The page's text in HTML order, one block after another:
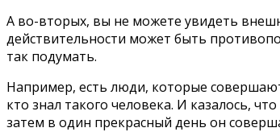
А во-вторых, вы не можете увидеть
действительности может быть
так подумать.
Например, есть люди, которые
кто знал такого человека. И казалось,
затем в один прекрасный день он